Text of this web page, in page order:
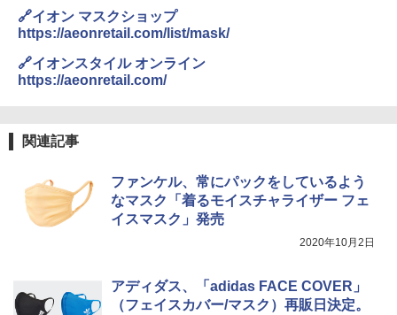
￥5,999
[キャンパーズコレクション 山善] 傘みたいに
広げるだけ パッとサッとテント ブラックコ
ーティング フルクローズ メッシュ 3-4人用
[キャンパーズコレクション 山善] 傘みたいに
広げるだけ パッとサッとテント キューブワ
ッシュ 4人用 簡単設置 ポップアップテント P
￥-
ポインターライト 強力 小型 緑色/赤色/青紫色
USB充電式 高精度 超長距離照射 長時間使用
ンパクト多機能設計 持ち運び便利 アウトド
ア/オフィス/教育現場/展示会用 緑
【日本企業販売】超強力クマ対策スプレー 30
0ml（連続噴射30秒）110ml（連続噴射15
秒）射程5～10m 安全ロック搭載 携帯収納袋
付き ヒグマ・イノシシ対策 自治体・教育機
防災用品 長期保存可能 緊急時用 日本国内発
￥3,680
🔗イオン マスクショップ
https://aeonretail.com/list/mask/
🔗イオンスタイル オンライン
https://aeonretail.com/
関連記事
ファンケル、常にパックをしているよう
なマスク「着るモイスチャライザー フェ
イスマスク」発売
2020年10月2日
アディダス、「adidas FACE COVER」
（フェイスカバー/マスク）再販日決定。